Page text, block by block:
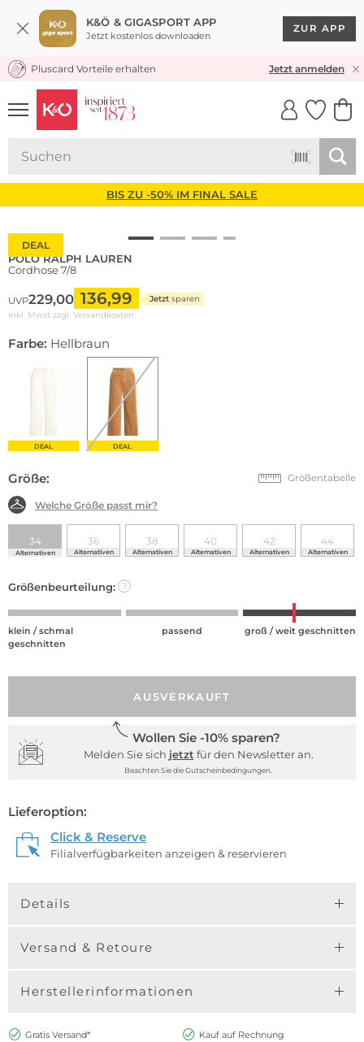
K&Ö & GIGASPORT APP
Jetzt kostenlos downloaden
ZUR APP
KOSTENLOSER VERSAND* & RÜCKVERSAND
Pluscard Vorteile erhalten Jetzt anmelden
UNSERE APP
CLICK &
BIS ZU -50% IM FINAL SALE
DEAL
POLO RALPH LAUREN
Cordhose 7/8
UVP229,00 136,99 Jetzt sparen
inkl. Mwst zzgl. Versandkosten
Farbe: Hellbraun
DEAL DEAL
Größe: Größentabelle
Welche Größe passt mir?
34
Alternativen
36
Alternativen
38
Alternativen
40
Alternativen
42
Alternativen
44
Alternativen
Größenbeurteilung: ?
klein / schmal
geschnitten
passend groß / weit geschnitten
AUSVERKAUFT
Wollen Sie -10% sparen?
Melden Sie sich jetzt für den Newsletter an.
Beachten Sie die Gutscheinbedingungen.
Lieferoption:
Click & Reserve
Filialverfügbarkeiten anzeigen & reservieren
Details
Versand & Retoure
Herstellerinformationen
Gratis Versand*
Kauf auf Rechnung